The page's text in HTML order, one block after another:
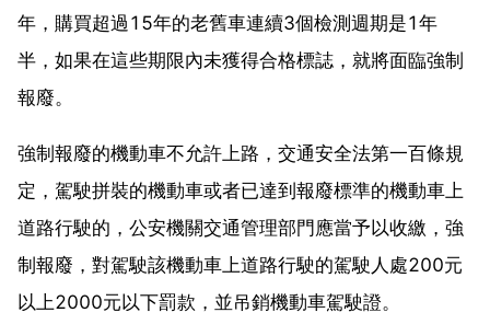
年，購買超過15年的老舊車連續3個檢測週期是1年
半，如果在這些期限內未獲得合格標誌，就將面臨強制
報廢。
強制報廢的機動車不允許上路，交通安全法第一百條規
定，駕駛拼裝的機動車或者已達到報廢標準的機動車上
道路行駛的，公安機關交通管理部門應當予以收繳，強
制報廢，對駕駛該機動車上道路行駛的駕駛人處200元
以上2000元以下罰款，並吊銷機動車駕駛證。